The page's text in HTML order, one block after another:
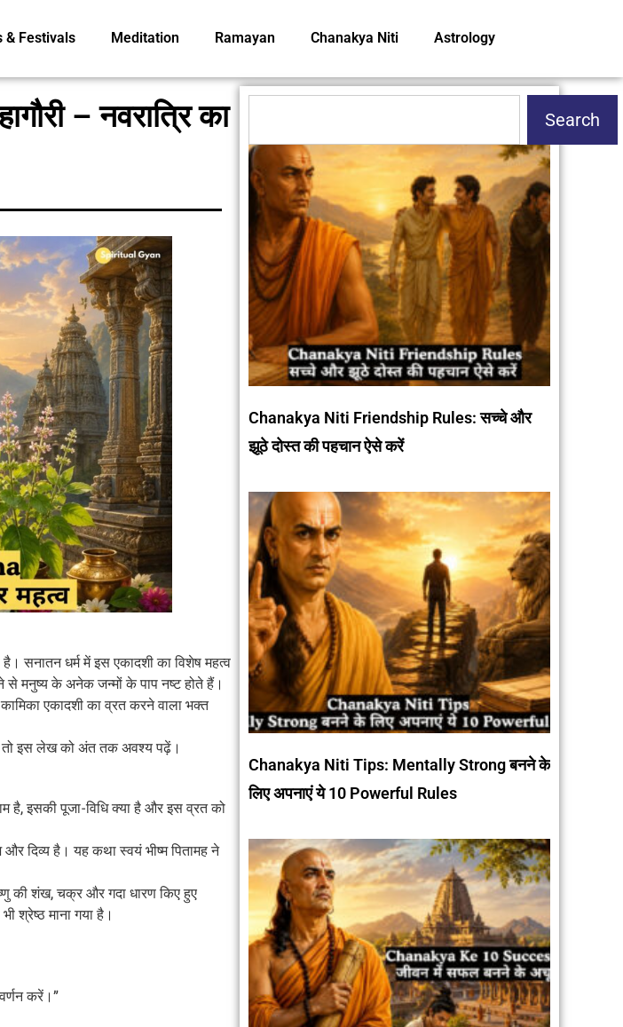
& Festivals Meditation Ramayan Chanakya Niti Astrology
– नवरात्रि का
सनातन धर्म में इस एकादशी का विशेष महत्व
से मनुष्य के अनेक जन्मों के पाप नष्ट होते हैं।
एकादशी का व्रत करने वाला भक्त
तो इस लेख को अंत तक अवश्य पढ़ें।
है, इसकी पूजा-विधि क्या है और इस व्रत को
दिव्य है। यह कथा स्वयं भीष्म पितामह ने
की शंख, चक्र और गदा धारण किए हुए
श्रेष्ठ माना गया है।
करें।”
Search
Chanakya Niti Friendship Rules: सच्चे और
झूठे दोस्त की पहचान ऐसे करें
Chanakya Niti Tips: Mentally Strong बनने के
लिए अपनाएं ये 10 Powerful Rules